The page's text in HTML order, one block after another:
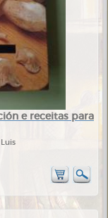
e receitas para